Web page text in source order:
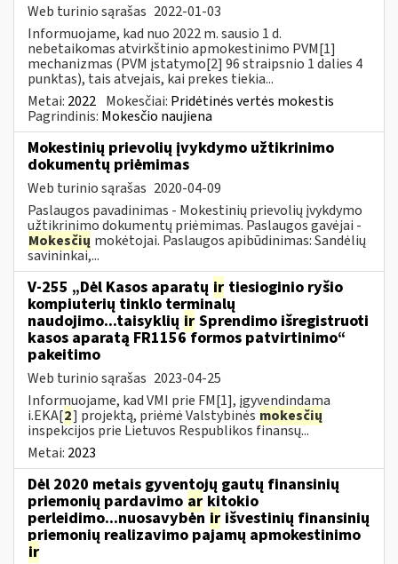
Web turinio sąrašas 2022-01-03
Informuojame, kad nuo 2022 m. sausio 1 d.
nebetaikomas atvirkštinio apmokestinimo PVM[1]
mechanizmas (PVM įstatymo[2] 96 straipsnio 1 dalies 4
punktas), tais atvejais, kai prekes tiekia...
Metai: 2022 Mokesčiai: Pridėtinės vertės mokestis
Pagrindinis: Mokesčio naujiena
Mokestinių prievolių įvykdymo užtikrinimo
dokumentų priėmimas
Web turinio sąrašas 2020-04-09
Paslaugos pavadinimas - Mokestinių prievolių įvykdymo
užtikrinimo dokumentų priėmimas. Paslaugos gavėjai -
Mokesčių mokėtojai. Paslaugos apibūdinimas: Sandėlių
savininkai,...
V-255 „Dėl Kasos aparatų ir tiesioginio ryšio
kompiuterių tinklo terminalų
naudojimo...taisyklių ir Sprendimo išregistruoti
kasos aparatą FR1156 formos patvirtinimo“
pakeitimo
Web turinio sąrašas 2023-04-25
Informuojame, kad VMI prie FM[1], įgyvendindama
i.EKA[2] projektą, priėmė Valstybinės mokesčių
inspekcijos prie Lietuvos Respublikos finansų...
Metai: 2023
Dėl 2020 metais gyventojų gautų finansinių
priemonių pardavimo ar kitokio
perleidimo...nuosavybėn ir išvestinių finansinių
priemonių realizavimo pajamų apmokestinimo
ir